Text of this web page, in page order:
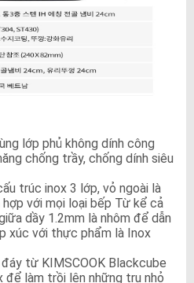
lớp phủ không dính công
chống trầy, chống dính siêu
trúc inox 3 lớp, vỏ ngoài là
với mọi loại bếp Từ kể cả
dầy 1.2mm là nhôm để dẫn
xúc với thực phẩm là Inox
từ KIMSCOOK Blackcube
để làm trồi lên những trụ nhỏ